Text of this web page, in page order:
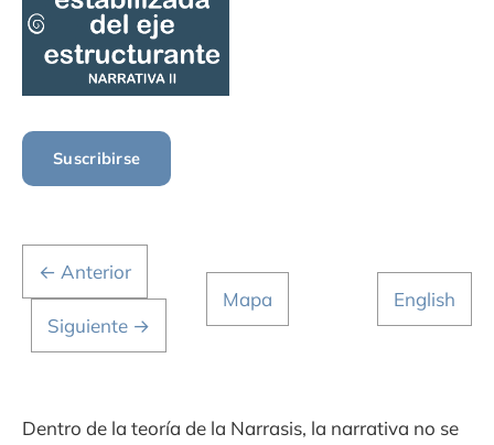
Suscribirse
← Anterior
Siguiente →
Mapa English
Dentro de la teoría de la Narrasis, la narrativa no se